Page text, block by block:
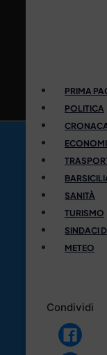
PRIMA
POLITICA
SANITÀ
TURISMO
SINDACI
METEO
Condividi